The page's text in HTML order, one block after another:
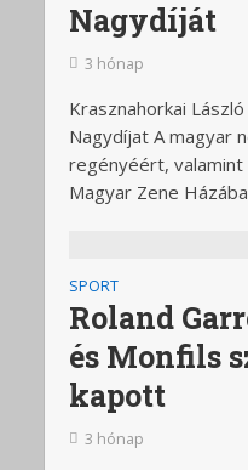
Nagydíját
3 hónap
Krasznahorkai
Nagydíjat A magyar
regényéért,
Magyar Zene
SPORT
Roland
és Monfils
kapott
3 hónap